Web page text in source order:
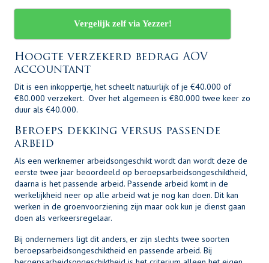
Vergelijk zelf via Yezzer!
Hoogte verzekerd bedrag AOV
accountant
Dit is een inkoppertje, het scheelt natuurlijk of je €40.000 of
€80.000 verzekert. Over het algemeen is €80.000 twee keer zo
duur als €40.000.
Beroeps dekking versus passende
arbeid
Als een werknemer arbeidsongeschikt wordt dan wordt deze de
eerste twee jaar beoordeeld op beroepsarbeidsongeschiktheid,
daarna is het passende arbeid. Passende arbeid komt in de
werkelijkheid neer op alle arbeid wat je nog kan doen. Dit kan
werken in de groenvoorziening zijn maar ook kun je dienst gaan
doen als verkeersregelaar.
Bij ondernemers ligt dit anders, er zijn slechts twee soorten
beroepsarbeidsongeschiktheid en passende arbeid. Bij